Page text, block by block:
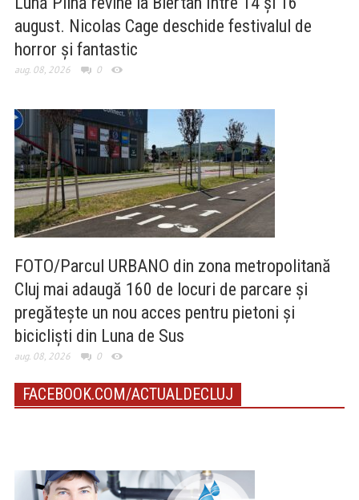
august. Nicolas Cage deschide festivalul de
horror și fantastic
aug. 08, 2026 0
FOTO/Parcul URBANO din zona metropolitană
Cluj mai adaugă 160 de locuri de parcare și
pregătește un nou acces pentru pietoni și
bicicliști din Luna de Sus
aug. 08, 2026 0
FACEBOOK.COM/ACTUALDECLUJ